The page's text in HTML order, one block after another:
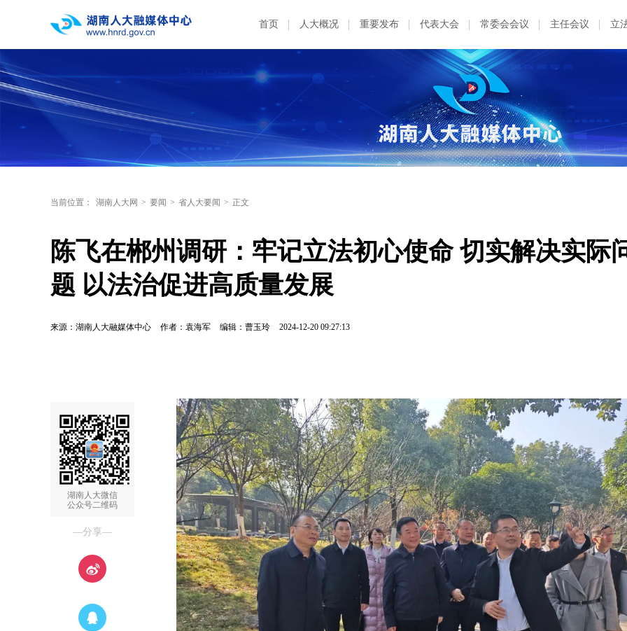
首页 人大概况 重要发布 代表大会 常委会会议 主任会议 立
当前位置： 湖南人大网 > 要闻 > 省人大要闻 > 正文
陈飞在郴州调研：牢记立法初心使命 切实解决实际
题 以法治促进高质量发展
来源：湖南人大融媒体中心 作者：袁海军 编辑：曹玉玲 2024-12-20 09:27:13
湖南人大微信
公众号二维码
—分享—